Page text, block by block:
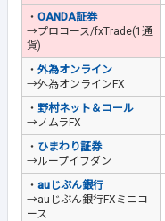
・ OANDA証券
→プロコース/fxTrade(1通
貨)
・ 外為オンライン
→外為オンラインFX
・ 野村ネット＆コール
→ノムラFX
・ ひまわり証券
→ループイフダン
・ auじぶん銀行
→auじぶん銀行FXミニコ
ース